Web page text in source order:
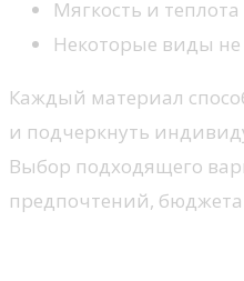
Мягкость и
Некоторые виды не
Каждый материал
и подчеркнуть
Выбор подходящего
предпочтений,